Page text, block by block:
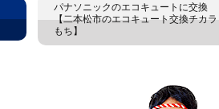
パナソニックのエコキュートに交換
【二本松市のエコキュート交換チカラ
もち】